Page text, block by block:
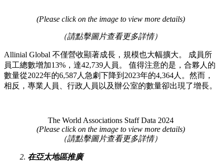
(Please click on the image to view more details)
（請點擊圖片查看更多詳情）
Allinial Global 不僅營收顯著成長，規模也大幅擴大。 成員所
員工總數增加13%，達42,739人員。 值得注意的是，合夥人的
數量從2022年的6,587人急劇下降到2023年的4,364人。然而，
相反，專業人員、行政人員以及辦公室的數量卻出現了增長。
The World Associations Staff Data 2024
(Please click on the image to view more details)
（請點擊圖片查看更多詳情）
2. 在亞太地區推廣